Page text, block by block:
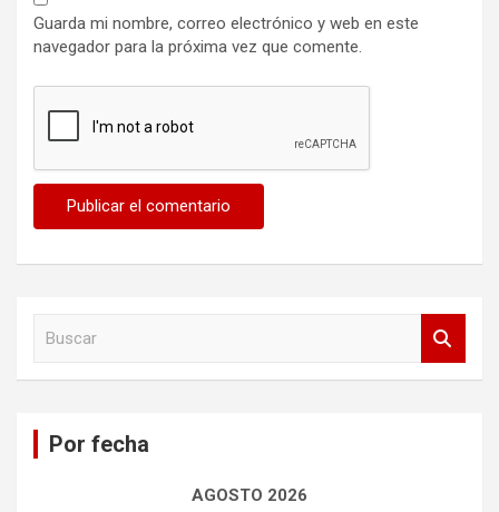
Guarda mi nombre, correo electrónico y web en este
navegador para la próxima vez que comente.
Por fecha
AGOSTO 2026